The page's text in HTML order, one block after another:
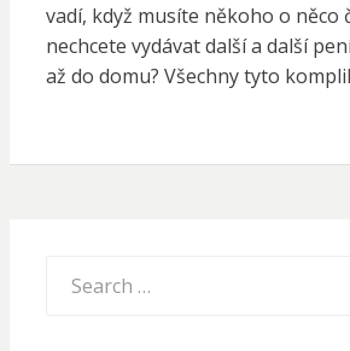
vadí, když musíte někoho o něco
nechcete vydávat další a další
až do domu? Všechny tyto
for: